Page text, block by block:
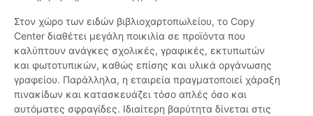
Στον χώρο των ειδών βιβλιοχαρτοπωλείου, το Copy
Center διαθέτει μεγάλη ποικιλία σε προϊόντα που
καλύπτουν ανάγκες σχολικές, γραφικές, εκτυπωτών
και φωτοτυπικών, καθώς επίσης και υλικά οργάνωσης
γραφείου. Παράλληλα, η εταιρεία πραγματοποιεί χάραξη
πινακίδων και κατασκευάζει τόσο απλές όσο και
αυτόματες σφραγίδες. Ιδιαίτερη βαρύτητα δίνεται στις